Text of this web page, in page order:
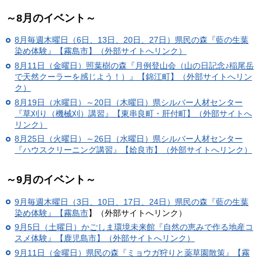
～8月のイベント～
8月毎週木曜日（6日、13日、20日、27日）県民の森『藍の生葉
染め体験』【霧島市】（外部サイトへリンク）
8月11日（金曜日）照葉樹の森『月例登山会（山の日記念♪稲尾岳
で天然クーラーを感じよう！）』【錦江町】（外部サイトへリン
ク）
8月19日（水曜日）～20日（木曜日）県シルバー人材センター
『草刈り（機械刈）講習』【東串良町・肝付町】（外部サイトへ
リンク）
8月25日（火曜日）～26日（水曜日）県シルバー人材センター
『ハウスクリーニング講習』【姶良市】（外部サイトへリンク）
～9月のイベント～
9月毎週木曜日（3日、10日、17日、24日） 県民の森『藍の生葉
染め体験』【霧島市】（外部サイトへリンク）
9月5日（土曜日）かごしま環境未来館『自然の恵みで作る地産コ
スメ体験』【鹿児島市】（外部サイトへリンク）
9月11日（金曜日）県民の森『ミョウガ狩りと薬草園散策』【霧